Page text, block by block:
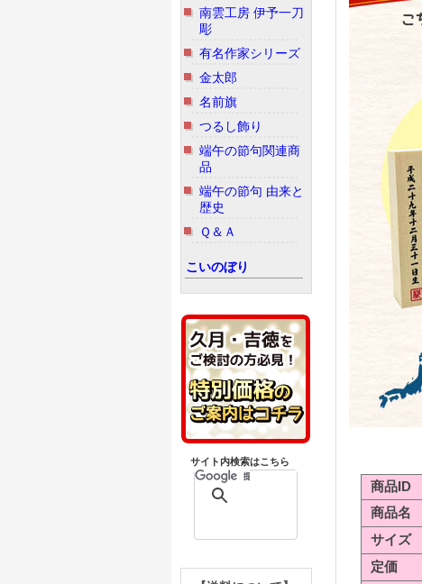
南雲工房 伊予一刀
彫
有名作家シリーズ
金太郎
名前旗
つるし飾り
端午の節句関連商
品
端午の節句 由来と
歴史
Ｑ＆Ａ
こいのぼり
サイト内検索はこちら
商品ID
商品名
サイズ
定価